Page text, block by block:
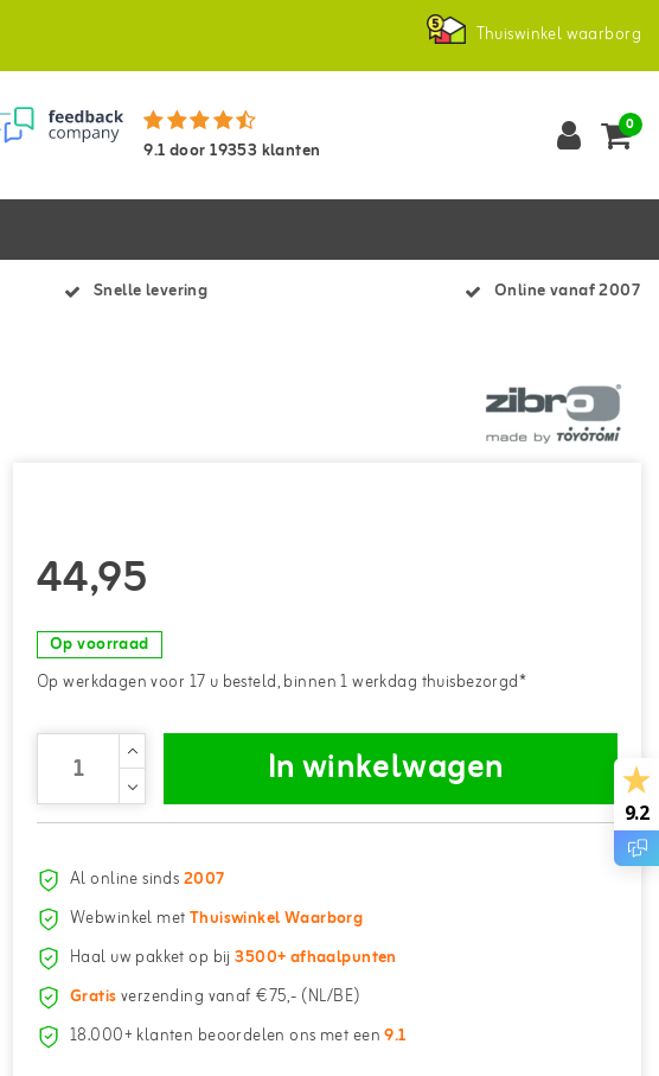
Thuiswinkel waarborg
9.1door19353 klanten
0
Snelle levering Online vanaf 2007
44,95
Op voorraad
Op werkdagen voor 17 u besteld, binnen 1 werkdag thuisbezorgd*
In winkelwagen
Al online sinds2007
Webwinkel metThuiswinkel Waarborg
Haal uw pakket op bij3500+ afhaalpunten
Gratisverzending vanaf €75,- (NL/BE)
18.000+ klanten beoordelen ons met een9.1
9.2